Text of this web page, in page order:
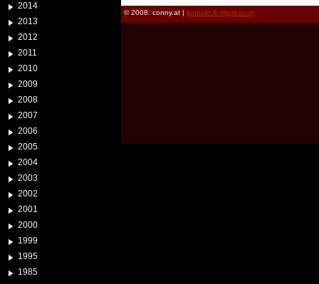
2014
2013
2012
2011
2010
2009
2008
2007
2006
2005
2004
2003
2002
2001
2000
1999
1995
1985
© 2008: conny.at | kontakt & impressum